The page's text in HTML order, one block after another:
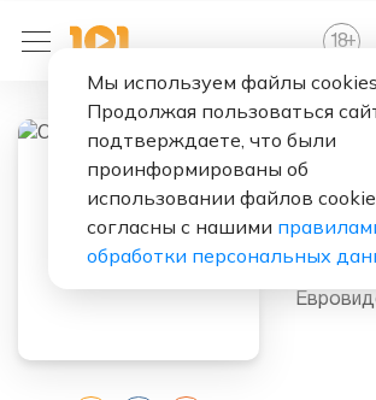
18+
Мы используем файлы
Продолжая пользоваться
подтверждаете, что были
проинформированы об
использовании файлов
согласны с нашими
обработки персональных